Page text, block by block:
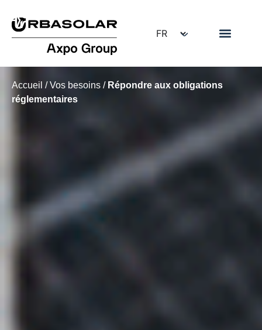
Accueil /Vos besoins / Répondre aux obligations
réglementaires